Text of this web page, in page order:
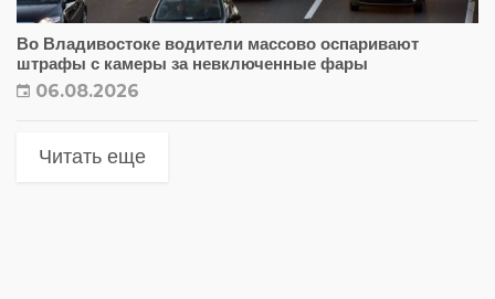
Во Владивостоке водители массово оспаривают
штрафы с камеры за невключенные фары
06.08.2026
Читать еще